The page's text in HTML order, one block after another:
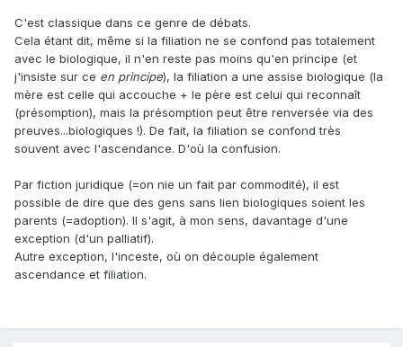
C'est classique dans ce genre de débats.
Cela étant dit, même si la filiation ne se confond pas totalement
avec le biologique, il n'en reste pas moins qu'en principe (et
j'insiste sur ce en principe), la filiation a une assise biologique (la
mère est celle qui accouche + le père est celui qui reconnaît
(présomption), mais la présomption peut être renversée via des
preuves...biologiques !). De fait, la filiation se confond très
souvent avec l'ascendance. D'où la confusion.
Par fiction juridique (=on nie un fait par commodité), il est
possible de dire que des gens sans lien biologiques soient les
parents (=adoption). Il s'agit, à mon sens, davantage d'une
exception (d'un palliatif).
Autre exception, l'inceste, où on découple également
ascendance et filiation.